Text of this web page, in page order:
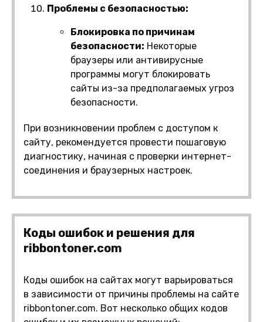
Проблемы с безопасностью:
Блокировка по причинам
безопасности: Некоторые
браузеры или антивирусные
программы могут блокировать
сайты из-за предполагаемых угроз
безопасности.
При возникновении проблем с доступом к
сайту, рекомендуется провести пошаговую
диагностику, начиная с проверки интернет-
соединения и браузерных настроек.
Коды ошибок и решения для
ribbontoner.com
Коды ошибок на сайтах могут варьироваться
в зависимости от причины проблемы на сайте
ribbontoner.com. Вот несколько общих кодов